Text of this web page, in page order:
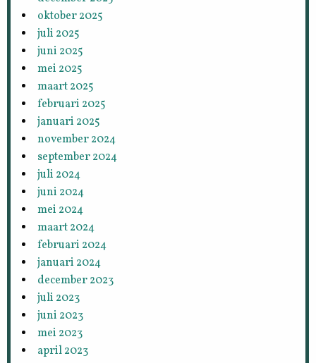
oktober 2025
juli 2025
juni 2025
mei 2025
maart 2025
februari 2025
januari 2025
november 2024
september 2024
juli 2024
juni 2024
mei 2024
maart 2024
februari 2024
januari 2024
december 2023
juli 2023
juni 2023
mei 2023
april 2023